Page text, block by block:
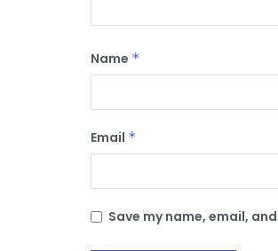
Name *
Email *
Save my name, email,